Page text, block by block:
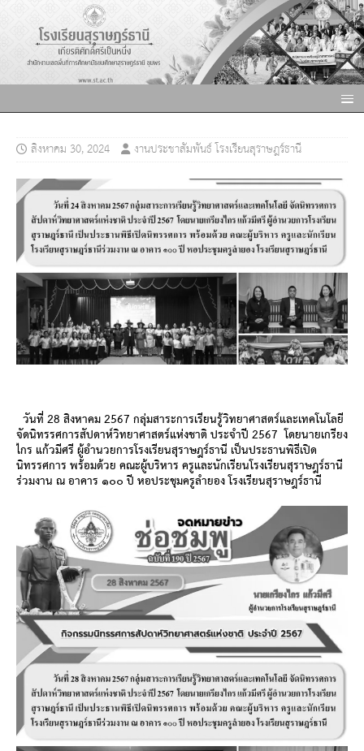
สิงหาคม 30, 2024 งานประชาสัมพันธ์ โรงเรียนสุราษฎร์ธานี
วันที่ 28 สิงหาคม 2567 กลุ่มสาระการเรียนรู้วิทยาศาสตร์และเทคโนโลยี
จัดนิทรรศการสัปดาห์วิทยาศาสตร์แห่งชาติ ประจำปี 2567 โดยนายเกรียง
ไกร แก้วมีศรี ผู้อำนวยการโรงเรียนสุราษฎร์ธานี เป็นประธานพิธีเปิด
นิทรรศการ พร้อมด้วย คณะผู้บริหาร ครูและนักเรียนโรงเรียนสุราษฎร์ธานี
ร่วมงานณ อาคาร ๑๐๐ ปี หอประชุมครูลำยอง โรงเรียนสุราษฎร์ธานี